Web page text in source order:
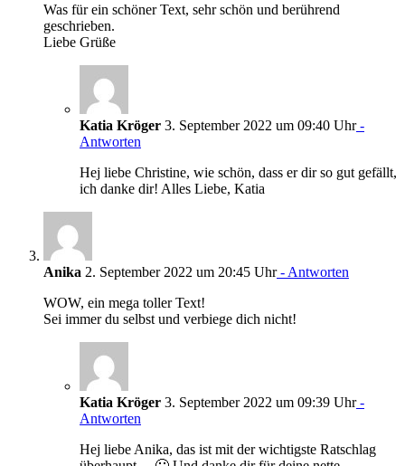
Was für ein schöner Text, sehr schön und berührend
geschrieben.
Liebe Grüße
Katia Kröger 3. September 2022 um 09:40 Uhr-
Antworten
Hej liebe Christine, wie schön, dass er dir so gut gefällt,
ich danke dir! Alles Liebe, Katia
Anika 2. September 2022 um 20:45 Uhr- Antworten
WOW, ein mega toller Text!
Sei immer du selbst und verbiege dich nicht!
Katia Kröger 3. September 2022 um 09:39 Uhr-
Antworten
Hej liebe Anika, das ist mit der wichtigste Ratschlag